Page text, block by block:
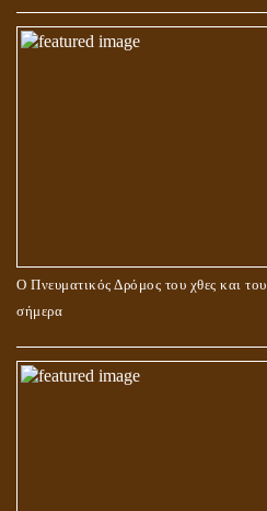
Ο Πνευματικός Δρόμος του χθες και του
σήμερα